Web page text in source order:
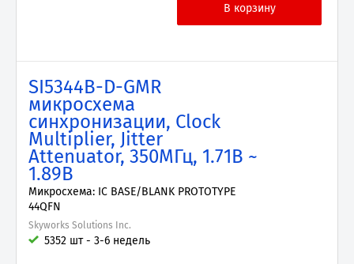
SI5344B-D-GMR
микросхема
синхронизации, Clock
Multiplier, Jitter
Attenuator, 350МГц, 1.71В ~
1.89В
Микросхема: IC BASE/BLANK PROTOTYPE
44QFN
Skyworks Solutions Inc.
5352 шт - 3-6 недель